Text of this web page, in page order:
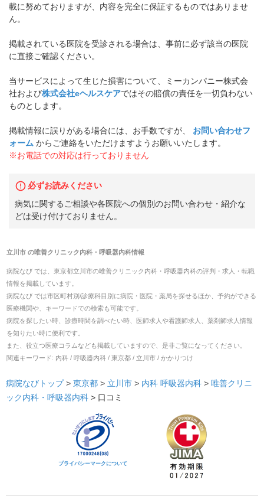
載に努めておりますが、内容を完全に保証するものではありませ
ん。
掲載されている医院を受診される場合は、事前に必ず該当の医院
に直接ご確認ください。
当サービスによって生じた損害について、ミーカンパニー株式会
社および株式会社eヘルスケアではその賠償の責任を一切負わない
ものとします。
掲載情報に誤りがある場合には、お手数ですが、
お問い合わせフ
ォーム からご連絡をいただけますようお願いいたします。
※お電話での対応は行っておりません
必ずお読みください
病気に関するご相談や各医院への個別のお問い合わせ・紹介な
どは受け付けておりません。
立川市の唯善クリニック内科・呼吸器内科情報
病院なび では、 東京都立川市の唯善クリニック内科・呼吸器内科の評判・求人・転職
情報を掲載しています。
病院なび では市区町村別/診療科目別に病院・医院・薬局を探せるほか、予約ができる
医療機関や、キーワードでの検索も可能です。
病院を探したい時、診療時間を調べたい時、医師求人や看護師求人、薬剤師求人情報
を知りたい時に便利です。
また、役立つ医療コラムなども掲載していますので、是非ご覧になってください。
関連キーワード: 内科 / 呼吸器内科 / 東京都 / 立川市 / かかりつけ
病院なびトップ > 東京都 > 立川市 > 内科 呼吸器内科 > 唯善クリニ
ック内科・呼吸器内科 > 口コミ
プライバシーマークについて